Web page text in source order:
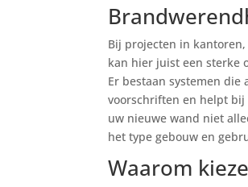
Bij projecten in
kan hier juist een sterke
Er bestaan systemen
voorschriften en helpt bij
uw nieuwe wand niet
het type gebouw en
Waarom